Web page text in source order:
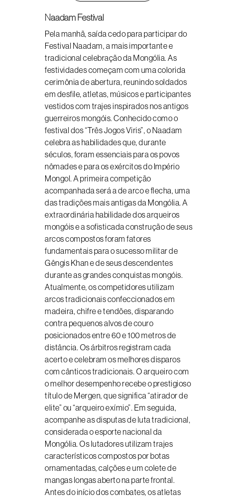
Naadam Festival
Pela manhã, saída cedo para participar do
Festival Naadam, a mais importante e
tradicional celebração da Mongólia. As
festividades começam com uma colorida
cerimônia de abertura, reunindo soldados
em desfile, atletas, músicos e participantes
vestidos com trajes inspirados nos antigos
guerreiros mongóis. Conhecido como o
festival dos “Três Jogos Viris”, o Naadam
celebra as habilidades que, durante
séculos, foram essenciais para os povos
nômades e para os exércitos do Império
Mongol. A primeira competição
acompanhada será a de arco e flecha, uma
das tradições mais antigas da Mongólia. A
extraordinária habilidade dos arqueiros
mongóis e a sofisticada construção de seus
arcos compostos foram fatores
fundamentais para o sucesso militar de
Gêngis Khan e de seus descendentes
durante as grandes conquistas mongóis.
Atualmente, os competidores utilizam
arcos tradicionais confeccionados em
madeira, chifre e tendões, disparando
contra pequenos alvos de couro
posicionados entre 60 e 100 metros de
distância. Os árbitros registram cada
acerto e celebram os melhores disparos
com cânticos tradicionais. O arqueiro com
o melhor desempenho recebe o prestigioso
título de Mergen, que significa “atirador de
elite” ou “arqueiro exímio”. Em seguida,
acompanhe as disputas de luta tradicional,
considerada o esporte nacional da
Mongólia. Os lutadores utilizam trajes
característicos compostos por botas
ornamentadas, calções e um colete de
mangas longas aberto na parte frontal.
Antes do início dos combates, os atletas